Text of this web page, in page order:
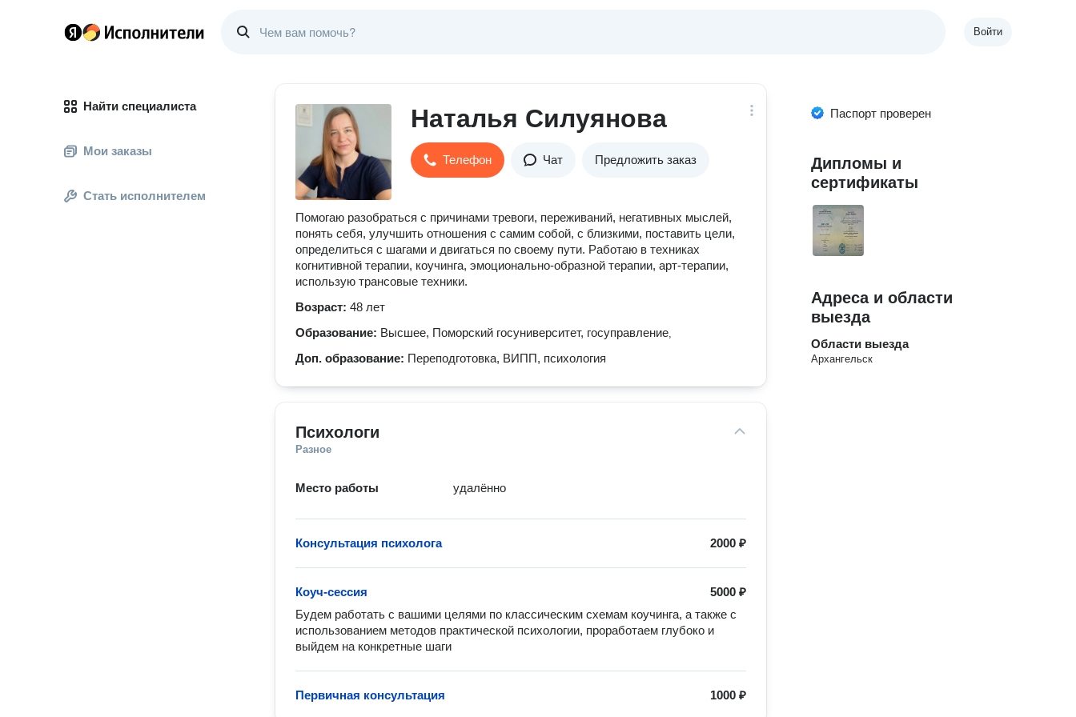
Войти
Найти специалиста
Мои заказы
Стать исполнителем
Наталья Силуянова
Телефон Чат Предложить заказ
Помогаю разобраться с причинами тревоги, переживаний, негативных мыслей,
понять себя, улучшить отношения с самим собой, с близкими, поставить цели,
определиться с шагами и двигаться по своему пути. Работаю в техниках
когнитивной терапии, коучинга, эмоционально-образной терапии, арт-терапии,
использую трансовые техники.
Возраст: 48 лет
Образование: Высшее, Поморский госуниверситет, госуправление,
Доп. образование: Переподготовка, ВИПП, психология
Психологи
Разное
Место работы удалённо
2000 ₽
Консультация психолога
5000 ₽
Коуч-сессия
Будем работать с вашими целями по классическим схемам коучинга, а также с
использованием методов практической психологии, проработаем глубоко и
выйдем на конкретные шаги
1000 ₽
Первичная консультация
Паспорт проверен
Дипломы и
сертификаты
Адреса и области
выезда
Области выезда
Архангельск